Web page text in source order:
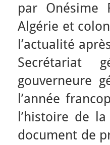
par Onésime
Algérie et
l’actualité
Secrétariat
gouverneure
l’année
l’histoire de
document de